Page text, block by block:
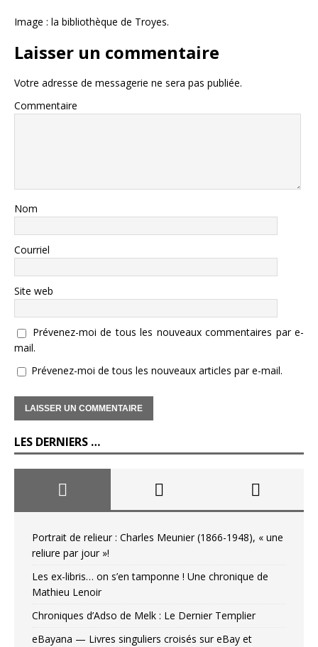
Image : la bibliothèque de Troyes.
Laisser un commentaire
Votre adresse de messagerie ne sera pas publiée.
Commentaire
Nom
Courriel
Site web
Prévenez-moi de tous les nouveaux commentaires par e-
mail.
Prévenez-moi de tous les nouveaux articles par e-mail.
LES DERNIERS …
Portrait de relieur : Charles Meunier (1866-1948), « une
reliure par jour »!
Les ex-libris… on s’en tamponne ! Une chronique de
Mathieu Lenoir
Chroniques d’Adso de Melk : Le Dernier Templier
eBayana — Livres singuliers croisés sur eBay et